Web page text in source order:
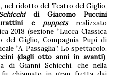
nel ridotto del Teatro del Giglio,
di Giacomo Puccini
e puppets
realizzato
2018 (sezione “Lucca Classica
del Giglio, Compagnia Pupi di
“A. Passaglia”. Lo spettacolo,
(dagli otto anni in avanti),
di Gianni Schicchi, che nella